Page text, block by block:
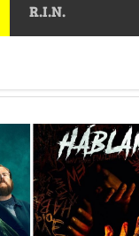
R.I.N.